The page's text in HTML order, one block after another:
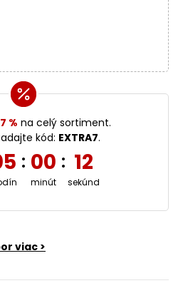
% na celý sortiment.
kód: EXTRA7.
: 00
minút
: 12
sekúnd
viac >